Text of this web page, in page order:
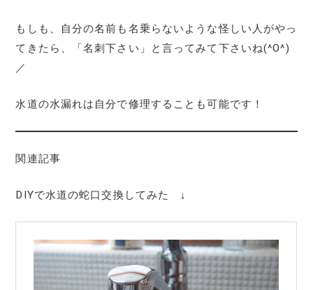
もしも、自分の名前も名乗らないような怪しい人がやっ
てきたら、「名刺下さい」と言ってみて下さいね(^O^)
／
水道の水漏れは自分で修理することも可能です！
関連記事
DIYで水道の蛇口交換してみた ↓